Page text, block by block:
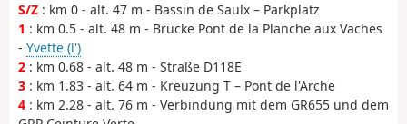
S/Z : km 0 - alt. 47 m - Bassin de Saulx – Parkplatz
1 : km 0.5 - alt. 48 m - Brücke Pont de la Planche aux Vaches
- Yvette (l')
2 : km 0.68 - alt. 48 m - Straße D118E
3 : km 1.83 - alt. 64 m - Kreuzung T – Pont de l'Arche
4 : km 2.28 - alt. 76 m - Verbindung mit dem GR655 und dem